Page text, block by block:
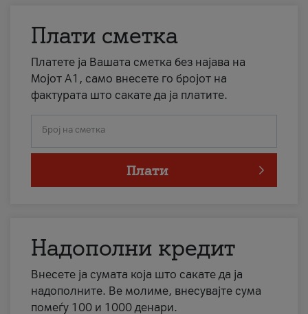
Плати сметка
Платете ја Вашата сметка без најава на
Мојот А1, само внесете го бројот на
фактурата што сакате да ја платите.
Број на сметка
Плати
Надополни кредит
Внесете ја сумата која што сакате да ја
надополните. Ве молиме, внесувајте сума
помеѓу 100 и 1000 денари.